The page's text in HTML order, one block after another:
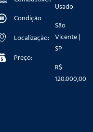
Condição
Localização:
Preço:
Usado
São
Vicente |
SP
R$
120.000,00